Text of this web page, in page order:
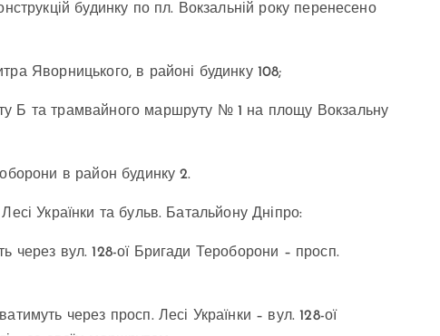
будинку по пл. Вокзальній року перенесено
Яворницького, в районі будинку 108;
Б та трамвайного маршруту № 1 на площу Вокзальну
в район будинку 2.
Українки та бульв. Батальйону Дніпро:
через вул. 128-ої Бригади Тероборони – просп.
через просп. Лесі Українки – вул. 128-ої